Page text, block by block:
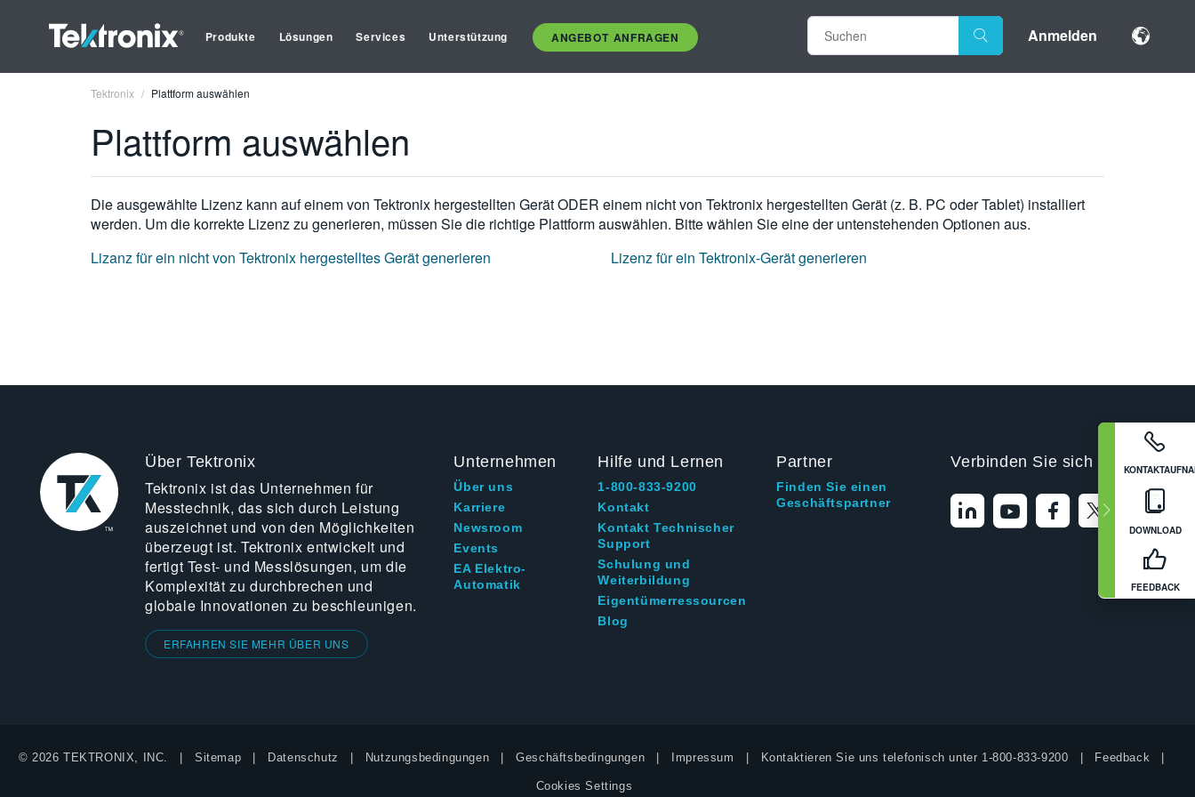
Produkte Lösungen Services Unterstützung ANGEBOT ANFRAGEN Anmelden
DOWNLOAD
FEEDBACK
Tektronix Plattform auswählen
Plattform auswählen
Die ausgewählte Lizenz kann auf einem von Tektronix hergestellten Gerät ODER einem nicht von Tektronix hergestellten Gerät (z. B. PC oder Tablet) installiert
werden. Um die korrekte Lizenz zu generieren, müssen Sie die richtige Plattform auswählen. Bitte wählen Sie eine der untenstehenden Optionen aus.
Lizanz für ein nicht von Tektronix hergestelltes Gerät generieren
Lizenz für ein Tektronix-Gerät generieren
Über Tektronix
Tektronix ist das Unternehmen für
Messtechnik, das sich durch Leistung
auszeichnet und von den Möglichkeiten
überzeugt ist. Tektronix entwickelt und
fertigt Test- und Messlösungen, um die
Komplexität zu durchbrechen und
globale Innovationen zu beschleunigen.
ERFAHREN SIE MEHR ÜBER UNS
Unternehmen
Über uns
Karriere
Newsroom
Events
EA Elektro-
Automatik
Hilfe und Lernen
1-800-833-9200
Kontakt
Kontakt Technischer
Support
Schulung und
Weiterbildung
Eigentümerressourcen
Blog
Partner
Finden Sie einen
Geschäftspartner
Verbinden Sie sich mit uns
© 2026 TEKTRONIX, INC. Sitemap Datenschutz Nutzungsbedingungen Geschäftsbedingungen Impressum Kontaktieren Sie uns telefonisch unter 1-800-833-9200 Feedback
Cookies Settings